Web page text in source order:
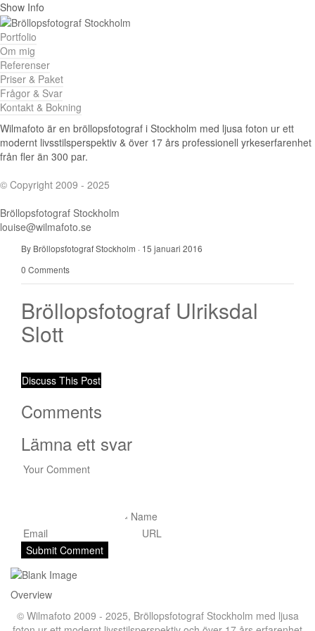
Show Info
Portfolio
Om mig
Referenser
Priser & Paket
Frågor & Svar
Kontakt & Bokning
Wilmafoto är en bröllopsfotograf i Stockholm med ljusa foton ur ett
modernt livsstilsperspektiv & över 17 års professionell yrkeserfarenhet
från fler än 300 par.
© Copyright 2009 - 2025
Bröllopsfotograf Stockholm
louise@wilmafoto.se
By Bröllopsfotograf Stockholm · 15 januari 2016
0 Comments
Bröllopsfotograf Ulriksdal
Slott
Discuss This Post
Comments
Lämna ett svar
Overview
© Wilmafoto 2009 - 2025, Bröllopsfotograf Stockholm med ljusa